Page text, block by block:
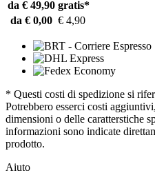
da € 49,90 gratis*
da € 0,00 € 4,90
* Questi costi di spedizione si
Potrebbero esserci costi
dimensioni o delle caratterstiche
informazioni sono indicate
prodotto.
Aiuto